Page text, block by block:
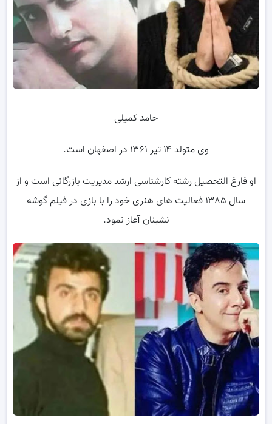
حامد کمیلی
وی متولد ۱۴ تیر ۱۳۶۱ در اصفهان است.
او فارغ التحصیل رشته کارشناسی ارشد مدیریت بازرگانی است و از
سال ۱۳۸۵ فعالیت های هنری خود را با بازی در فیلم گوشه
نشینان آغاز نمود.